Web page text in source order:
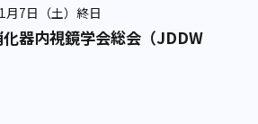
月7日（土）終日
器内視鏡学会総会（JDDW